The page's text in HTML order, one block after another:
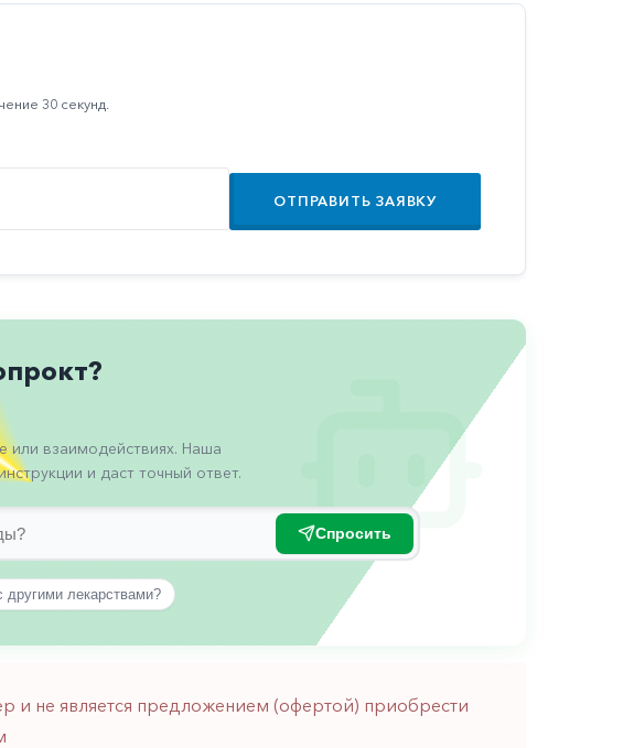
30 секунд.
ОТПРАВИТЬ ЗАЯВКУ
взаимодействиях. Наша
и даст точный ответ.
Спросить
лекарствами?
и не является предложением (офертой) приобрести